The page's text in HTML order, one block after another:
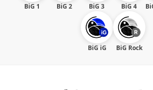
BiG 1 BiG 2 BiG 3 BiG 4
BiG iG BiG Rock